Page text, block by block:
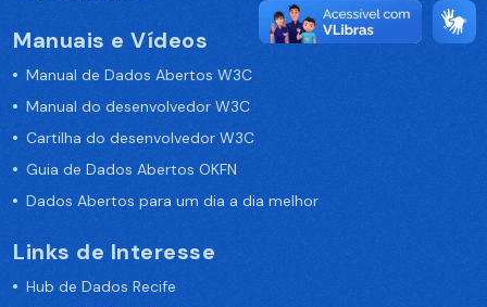
Manuais e Vídeos
Manual de Dados Abertos W3C
Manual do desenvolvedor W3C
Cartilha do desenvolvedor W3C
Guia de Dados Abertos OKFN
Dados Abertos para um dia a dia melhor
Links de Interesse
Hub de Dados Recife